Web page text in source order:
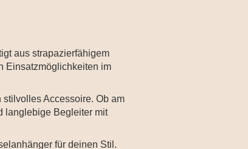
aus strapazierfähigem
Einsatzmöglichkeiten im
Accessoire. Ob am
langlebige Begleiter mit
für deinen Stil.